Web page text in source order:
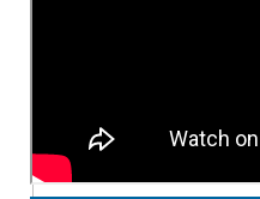
Beginning of dialog window.
Background